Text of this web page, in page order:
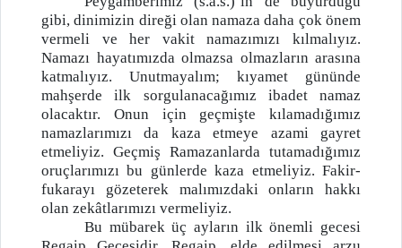
gibi, dinimizin direği olan namaza daha çok önem
vermeli ve her vakit namazımızı kılmalıyız.
Namazı hayatımızda olmazsa olmazların arasına
katmalıyız. Unutmayalım; kıyamet gününde
mahşerde ilk sorgulanacağımız ibadet namaz
olacaktır. Onun için geçmişte kılamadığımız
namazlarımızı da kaza etmeye azami gayret
etmeliyiz. Geçmiş Ramazanlarda tutamadığımız
oruçlarımızı bu günlerde kaza etmeliyiz. Fakir-
fukarayı gözeterek malımızdaki onların hakkı
olan zekâtlarımızı vermeliyiz.
Bu mübarek üç ayların ilk önemli gecesi